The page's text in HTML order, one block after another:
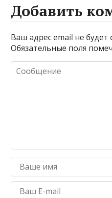
Добавить
Ваш адрес email не будет
Обязательные поля